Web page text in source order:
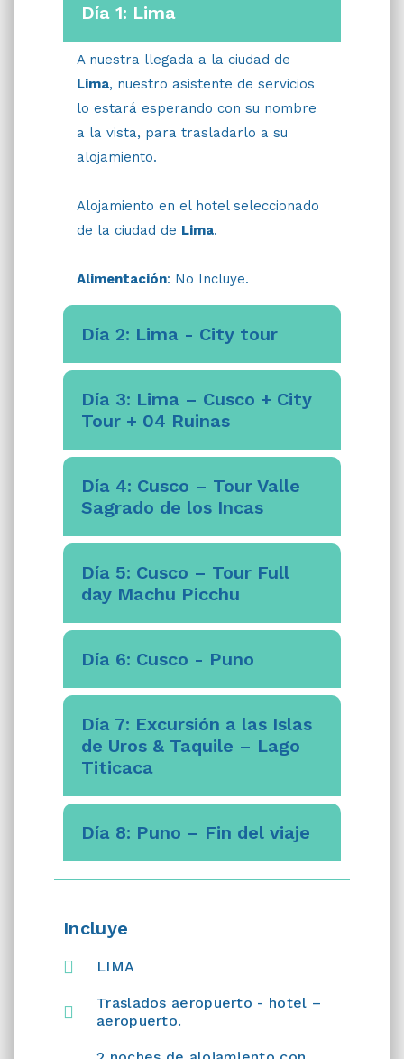
Día 1: Lima
A nuestra llegada a la ciudad de
Lima, nuestro asistente de servicios
lo estará esperando con su nombre
a la vista, para trasladarlo a su
alojamiento.
Alojamiento en el hotel seleccionado
de la ciudad de Lima.
Alimentación: No Incluye.
Día 2: Lima - City tour
Día 3: Lima – Cusco + City
Tour + 04 Ruinas
Día 4: Cusco – Tour Valle
Sagrado de los Incas
Día 5: Cusco – Tour Full
day Machu Picchu
Día 6: Cusco - Puno
Día 7: Excursión a las Islas
de Uros & Taquile – Lago
Titicaca
Día 8: Puno – Fin del viaje
Incluye
LIMA
Traslados aeropuerto - hotel –
aeropuerto.